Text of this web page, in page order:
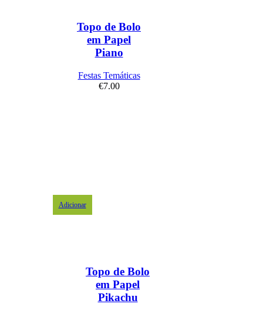
Topo de Bolo
em Papel
Piano
Festas Temáticas
€7.00
Adicionar
Topo de Bolo
em Papel
Pikachu